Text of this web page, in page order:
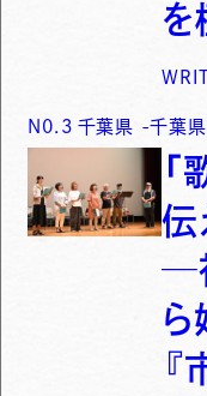
を
N0. 3 千葉県 -千葉
「
伝
─
ら